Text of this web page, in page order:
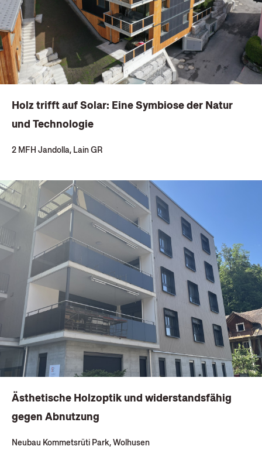
Holz trifft auf Solar: Eine Symbiose der Natur
und Technologie
2 MFH Jandolla, Lain GR
Ästhetische Holzoptik und widerstandsfähig
gegen Abnutzung
Neubau Kommetsrüti Park, Wolhusen